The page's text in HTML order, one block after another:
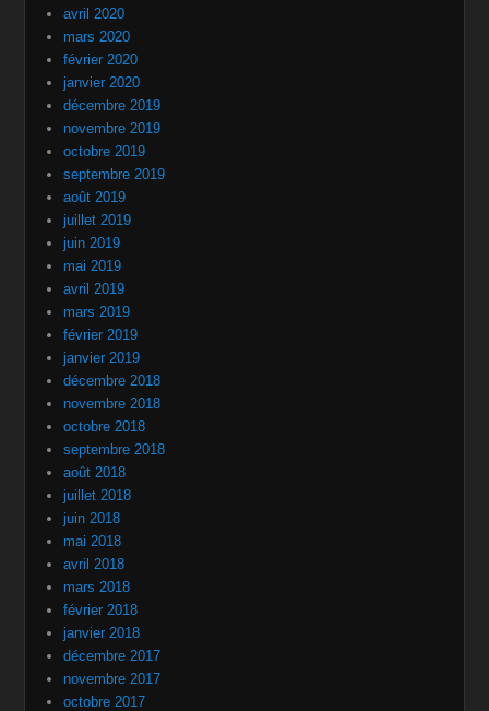
avril 2020
mars 2020
février 2020
janvier 2020
décembre 2019
novembre 2019
octobre 2019
septembre 2019
août 2019
juillet 2019
juin 2019
mai 2019
avril 2019
mars 2019
février 2019
janvier 2019
décembre 2018
novembre 2018
octobre 2018
septembre 2018
août 2018
juillet 2018
juin 2018
mai 2018
avril 2018
mars 2018
février 2018
janvier 2018
décembre 2017
novembre 2017
octobre 2017